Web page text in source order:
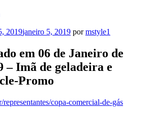
2019janeiro 5, 2019 pormstyle1
em 06 de Janeiro de
– Imã de geladeira e
Promo
representantes/copa-comercial-de-gás